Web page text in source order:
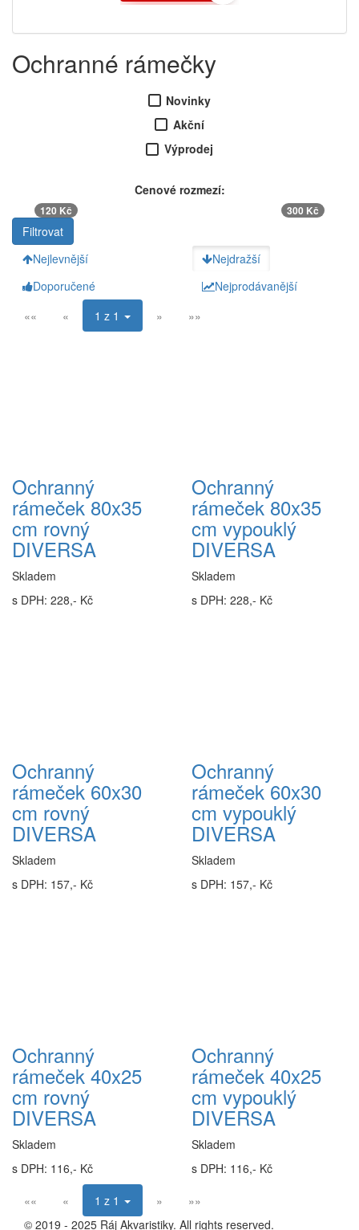
Ochranné rámečky
Novinky
Akční
Výprodej
Cenové rozmezí:
120 Kč 300 Kč
Nejlevnější
Nejdražší
Doporučené
Nejprodávanější
««
« 1 z 1 » »»
Ochranný
rámeček 80x35
cm rovný
DIVERSA
Skladem
s DPH: 228,- Kč
Ochranný
rámeček 80x35
cm vypouklý
DIVERSA
Skladem
s DPH: 228,- Kč
Ochranný
rámeček 60x30
cm rovný
DIVERSA
Skladem
s DPH: 157,- Kč
Ochranný
rámeček 60x30
cm vypouklý
DIVERSA
Skladem
s DPH: 157,- Kč
Ochranný
rámeček 40x25
cm rovný
DIVERSA
Skladem
s DPH: 116,- Kč
Ochranný
rámeček 40x25
cm vypouklý
DIVERSA
Skladem
s DPH: 116,- Kč
««
« 1 z 1 »
»»
© 2019 - 2025 Ráj Akvaristiky. All rights reserved.